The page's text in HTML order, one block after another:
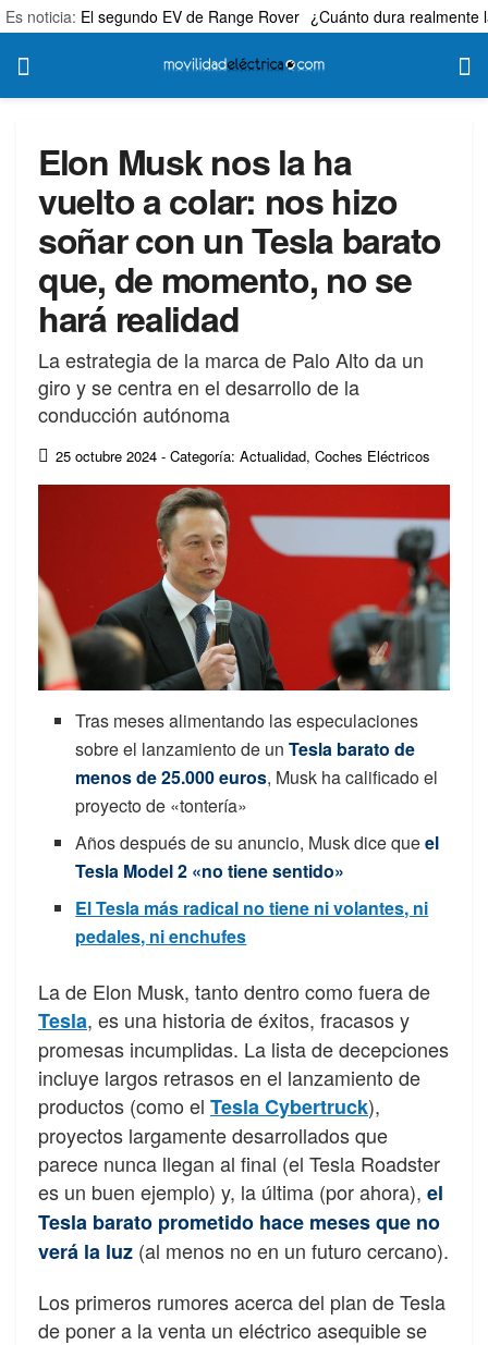
Es noticia: El segundo EV de Range Rover ¿Cuánto dura realmente
Elon Musk nos la ha
vuelto a colar: nos hizo
soñar con un Tesla barato
que, de momento, no se
hará realidad
La estrategia de la marca de Palo Alto da un
giro y se centra en el desarrollo de la
conducción autónoma
25 octubre 2024 - Categoría: Actualidad, Coches Eléctricos
Tras meses alimentando las especulaciones
sobre el lanzamiento de unTesla barato de
menos de 25.000 euros, Musk ha calificado el
proyecto de «tontería»
Años después de su anuncio, Musk dice queel
Tesla Model 2 «no tiene sentido»
El Tesla más radical no tiene ni volantes, ni
pedales, ni enchufes
La de Elon Musk, tanto dentro como fuera de
Tesla, es una historia de éxitos, fracasos y
promesas incumplidas. La lista de decepciones
incluye largos retrasos en el lanzamiento de
productos (como el Tesla Cybertruck),
proyectos largamente desarrollados que
parece nunca llegan al final (el Tesla Roadster
es un buen ejemplo) y, la última (por ahora), el
Tesla barato prometido hace meses que no
verá la luz (al menos no en un futuro cercano).
Los primeros rumores acerca del plan de Tesla
de poner a la venta un eléctrico asequible se